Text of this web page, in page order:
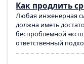
Как продлить
Любая инженерная
должна иметь
беспроблемной
ответственный